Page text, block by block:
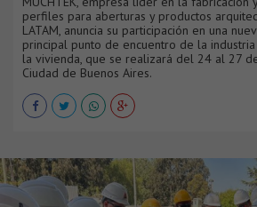
perfiles para aberturas y productos
LATAM, anuncia su participación en una
principal punto de encuentro de la
la vivienda, que se realizará del 24 al 27
Ciudad de Buenos Aires.